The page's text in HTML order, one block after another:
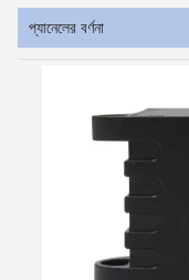
প্যানেলের বর্ণনা